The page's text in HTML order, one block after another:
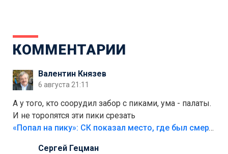
КОММЕНТАРИИ
Валентин Князев
6 августа 21:11
А у того, кто соорудил забор с пиками, ума - палаты.
И не торопятся эти пики срезать
«Попал на пику»: СК показал место, где был смертельно травмирован ребенок в Тольятти
Сергей Гецман